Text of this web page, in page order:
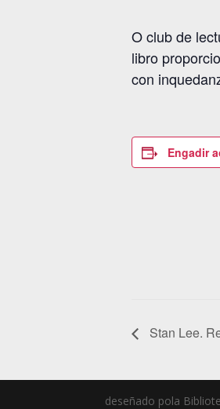
O club de
libro
con
Engadir
Stan Lee.
deseñado pola